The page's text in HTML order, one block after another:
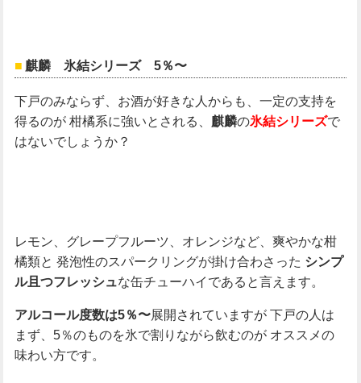
麒麟 氷結シリーズ 5％〜
下戸のみならず、お酒が好きな人からも、一定の支持を
得るのが柑橘系に強いとされる、 麒麟の氷結シリーズで
はないでしょうか？
レモン、グレープフルーツ、オレンジなど、爽やかな柑
橘類と 発泡性のスパークリングが掛け合わさった シンプ
ル且つフレッシュな缶チューハイであると言えます。
アルコール度数は5％〜展開されていますが下戸の人は
まず、5％のものを氷で割りながら飲むのがオススメの
味わい方です。